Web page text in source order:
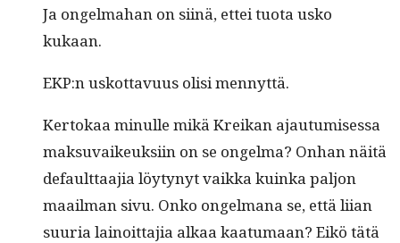
Ja ongelma­han on siinä, ettei tuo­ta usko
kukaan.
EKP:n uskot­tavu­us olisi mennyttä.
Ker­tokaa min­ulle mikä Kreikan ajau­tu­mises­sa
mak­su­vaikeuk­si­in on se ongel­ma? Onhan näitä
default­taa­jia löy­tynyt vaik­ka kuin­ka paljon
maail­man sivu. Onko ongel­mana se, että liian
suuria lain­oit­ta­jia alkaa kaa­tu­maan? Eikö tätä